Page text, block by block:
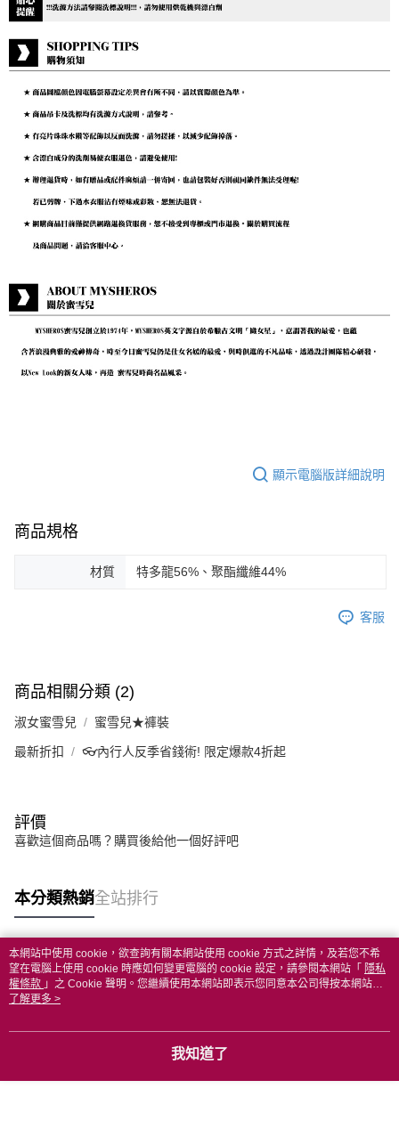
顯示電腦版詳細說明
商品規格
材質 特多龍56%、聚酯纖維44%
客服
商品相關分類 (2)
淑女蜜雪兒 蜜雪兒★褲裝
最新折扣 👓內行人反季省錢術! 限定爆款4折起
評價
喜歡這個商品嗎？購買後給他一個好評吧
本分類熱銷全站排行
熱門標籤
本網站中使用 cookie，欲查詢有關本網站使用 cookie 方式之詳情，及若您不希
望在電腦上使用 cookie 時應如何變更電腦的 cookie 設定，請參閱本網站「 隱私
權條款 」之 Cookie 聲明。您繼續使用本網站即表示您同意本公司得按本網站使
用條款之 Cookie 聲明使用 cookie。
了解更多 >
我知道了